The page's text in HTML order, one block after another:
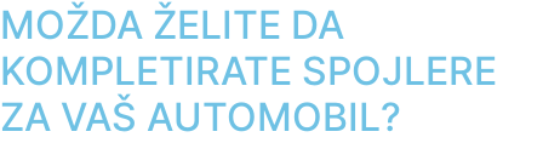
MOŽDA ŽELITE DA
KOMPLETIRATE SPOJLERE
ZA VAŠ AUTOMOBIL?